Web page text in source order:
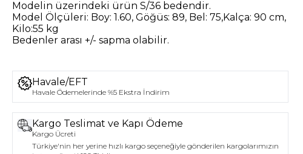
Modelin üzerindeki ürünS/36 bedendir.
Model Ölçüleri: Boy: 1.60, Göğüs: 89, Bel: 75,Kalça: 90 cm,
Kilo:55 kg
Bedenler arası +/- sapma olabilir.
Havale/EFT
Havale Ödemelerinde %5 Ekstra İndirim
Kargo Teslimat ve Kapı Ödeme
Kargo Ücreti
Türkiye'nin her yerine hızlı kargo seçeneğiyle gönderilen kargolarımızın